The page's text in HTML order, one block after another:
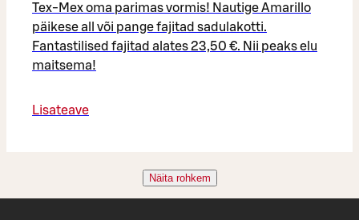
Tex-Mex oma parimas vormis! Nautige Amarillo
päikese all või pange fajitad sadulakotti.
Fantastilised fajitad alates 23,50 €. Nii peaks elu
maitsema!
Lisateave
Näita rohkem